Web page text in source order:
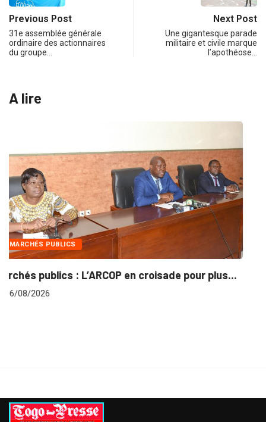
Previous Post
31e assemblée générale
ordinaire des actionnaires
du groupe…
Next Post
Une gigantesque parade
militaire et civile marque
l’apothéose…
A lire
pour plus...
Gestion concertée et durable du